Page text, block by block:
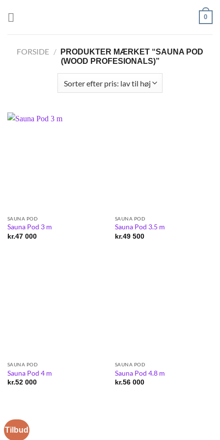
0
FORSIDE /
PRODUKTER MÆRKET “SAUNA POD
(WOOD PROFESIONALS)”
SAUNA POD
Sauna Pod 3 m
kr.47 000
SAUNA POD
Sauna Pod 3.5 m
kr.49 500
SAUNA POD
Sauna Pod 4 m
kr.52 000
SAUNA POD
Sauna Pod 4.8 m
kr.56 000
Tilbud